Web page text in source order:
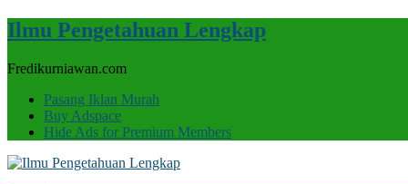
Ilmu Pengetahuan Lengkap
Fredikurniawan.com
Pasang Iklan Murah
Buy Adspace
Hide Ads for Premium Members